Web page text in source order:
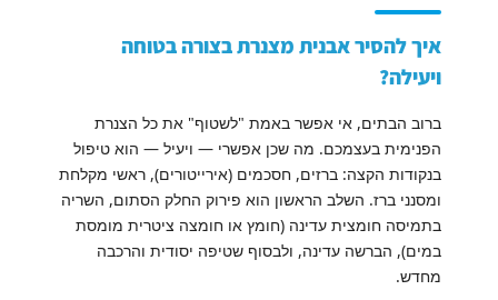
איך להסיר אבנית מצנרת בצורה בטוחה
ויעילה?
ברוב הבתים, אי אפשר באמת "לשטוף" את כל הצנרת
הפנימית בעצמכם. מה שכן אפשרי — ויעיל — הוא טיפול
בנקודות הקצה: ברזים, חסכמים (אירייטורים), ראשי מקלחת
ומסנני ברז. השלב הראשון הוא פירוק החלק הסתום, השריה
בתמיסה חומצית עדינה (חומץ או חומצה ציטרית מומסת
במים), הברשה עדינה, ולבסוף שטיפה יסודית והרכבה
מחדש.